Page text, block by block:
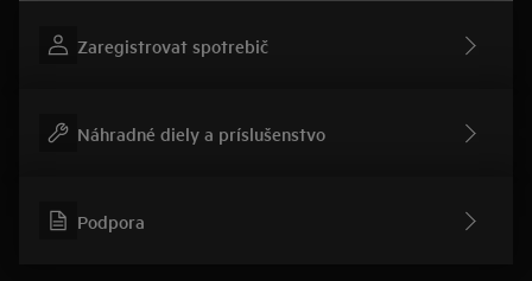
Zaregistrovat spotrebič
Náhradné diely a príslušenstvo
Podpora